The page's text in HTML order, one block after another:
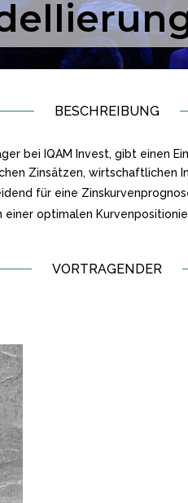
BESCHREIBUNG
bei IQAM Invest, gibt einen
Zinsätzen, wirtschaftlichen
für eine
optimalen
VORTRAGENDER